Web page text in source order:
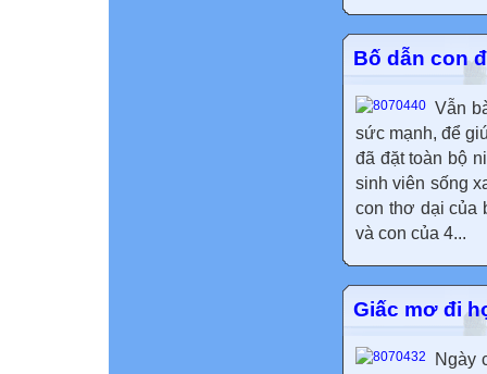
Bố dẫn con
Vẫn
sức mạnh, để
đã đặt toàn bộ
sinh viên sống
con thơ dại của
và con của 4...
Giấc mơ đi
Ngày